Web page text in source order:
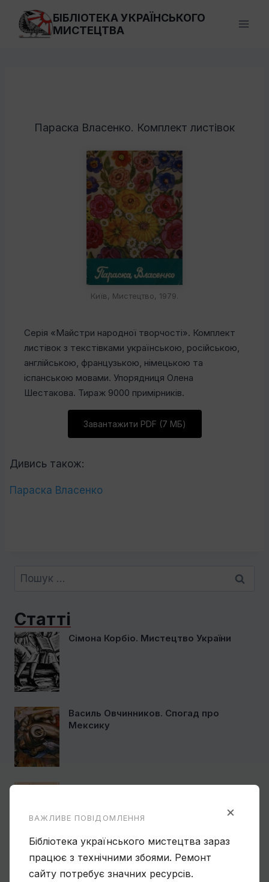
Перейти
вмісту
БІБЛІОТЕКА УКРАЇНСЬКОГО
МИСТЕЦТВА
Параска Власенко. Комплект листівок
Київ, Мистецтво, 1979.
Серія «Майстри народної творчості». Комплект
листівок з текстівками українською, російською,
англійською, французькою, німецькою та
іспанською мовами. Упорядниця Олена
Шестакова. Тираж 9000 примірників.
Завантажити PDF (7 МБ)
Дивись також:
Параска Власенко
Пошук:
Статті
Сімона Корбіо. Мистецтво України
Василь Овчинников. Спогад про
Мексику
Ще один учень Нарбута і його
Чому Віктор Замирайло український
художник?
×
ВАЖЛИВЕ ПОВІДОМЛЕННЯ
Бібліотека українського мистецтва зараз
працює з технічними збоями. Ремонт
сайту потребує значних ресурсів.